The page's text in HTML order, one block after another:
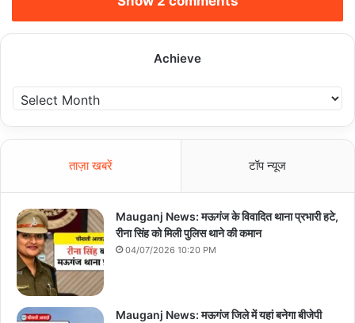
Achieve
c
h
e
ताज़ा खबरें टॉप न्यूज
Mauganj News: मऊगंज के विवादित थाना प्रभारी हटे,
रीना सिंह को मिली पुलिस थाने की कमान
04/07/2026 10:20 PM
Mauganj News: मऊगंज जिले में यहां बनेगा बीजेपी